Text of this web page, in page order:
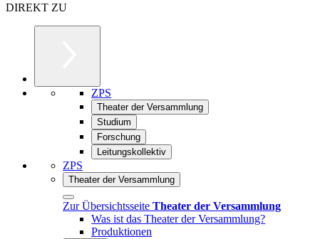
DIREKT ZU
ZPS
Theater der Versammlung
Studium
Forschung
Leitungskollektiv
ZPS
Theater der Versammlung
Zur Übersichtsseite Theater der Versammlung
Was ist das Theater der Versammlung?
Produktionen